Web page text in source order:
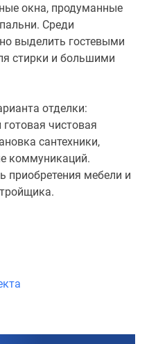
окна, продуманные
Среди
выделить гостевыми
стирки и большими
отделки:
чистовая
сантехники,
коммуникаций.
приобретения мебели и